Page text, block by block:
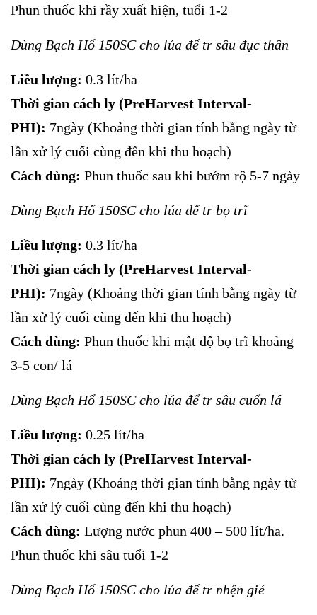
Phun thuốc khi rầy xuất hiện, tuổi 1-2
Dùng Bạch Hổ 150SC cho lúa để tr sâu đục thân
Liều lượng: 0.3 lít/ha
Thời gian cách ly (PreHarvest Interval-
PHI): 7ngày (Khoảng thời gian tính bằng ngày từ
lần xử lý cuối cùng đến khi thu hoạch)
Cách dùng: Phun thuốc sau khi bướm rộ 5-7 ngày
Dùng Bạch Hổ 150SC cho lúa để tr bọ trĩ
Liều lượng: 0.3 lít/ha
Thời gian cách ly (PreHarvest Interval-
PHI): 7ngày (Khoảng thời gian tính bằng ngày từ
lần xử lý cuối cùng đến khi thu hoạch)
Cách dùng: Phun thuốc khi mật độ bọ trĩ khoảng
3-5 con/ lá
Dùng Bạch Hổ 150SC cho lúa để tr sâu cuốn lá
Liều lượng: 0.25 lít/ha
Thời gian cách ly (PreHarvest Interval-
PHI): 7ngày (Khoảng thời gian tính bằng ngày từ
lần xử lý cuối cùng đến khi thu hoạch)
Cách dùng: Lượng nước phun 400 – 500 lít/ha.
Phun thuốc khi sâu tuổi 1-2
Dùng Bạch Hổ 150SC cho lúa để tr nhện gié